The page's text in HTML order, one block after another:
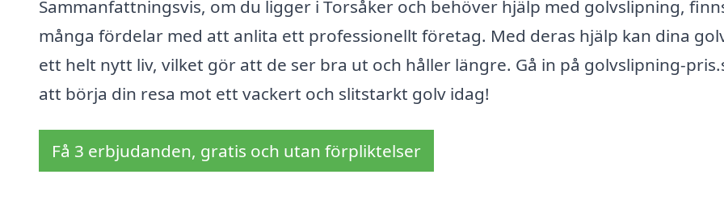
Sammanfattningsvis, om du ligger i Torsåker och behöver hjälp med golvslipning,
många fördelar med att anlita ett professionellt företag. Med deras hjälp kan dina
ett helt nytt liv, vilket gör att de ser bra ut och håller längre. Gå in på golvslipning-
att börja din resa mot ett vackert och slitstarkt golv idag!
Få 3 erbjudanden, gratis och utan förpliktelser